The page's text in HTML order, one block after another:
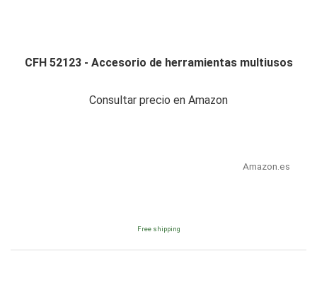
CFH 52123 - Accesorio de herramientas multiusos
Consultar precio en Amazon
Amazon.es
Free shipping